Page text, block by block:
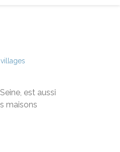
est aussi
maisons